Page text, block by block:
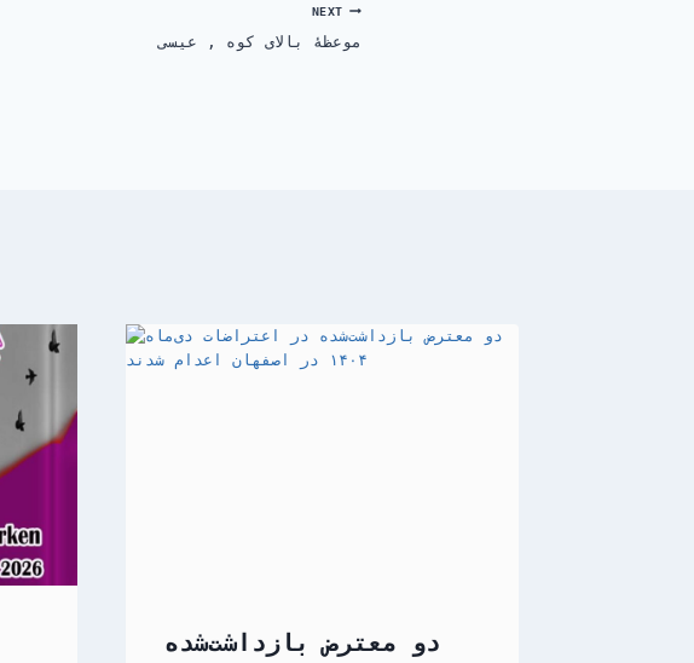
NEXT
موعظهٔ بالای کوه , عیسی
دو معترض بازداشت‌شده